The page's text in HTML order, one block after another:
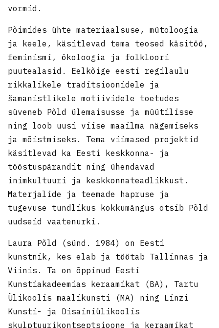
vormid.
Põimides ühte materiaalsuse, mütoloogia
ja keele, käsitlevad tema teosed käsitöö,
feminismi, ökoloogia ja folkloori
puutealasid. Eelkõige eesti regilaulu
rikkalikele traditsioonidele ja
šamanistlikele motiividele toetudes
süveneb Põld ülemaisusse ja müütilisse
ning loob uusi viise maailma nägemiseks
ja mõistmiseks. Tema viimased projektid
käsitlevad ka Eesti keskkonna- ja
tööstuspärandit ning ühendavad
inimkultuuri ja keskkonnateadlikkust.
Materjalide ja teemade hapruse ja
tugevuse tundlikus kokkumängus otsib Põld
uudseid vaatenurki.
Laura Põld (sünd. 1984) on Eesti
kunstnik, kes elab ja töötab Tallinnas ja
Viinis. Ta on õppinud Eesti
Kunstiakadeemias keraamikat (BA), Tartu
Ülikoolis maalikunsti (MA) ning Linzi
Kunsti- ja Disainiülikoolis
skulptuurikontseptsioone ja keraamikat